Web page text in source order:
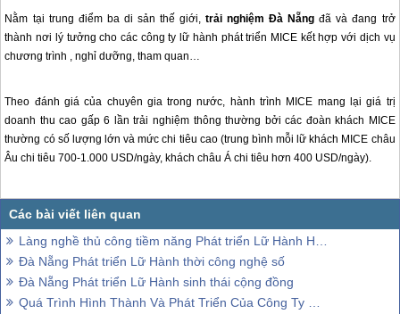
Nằm tại trung điểm ba di sản thế giới,trải nghiệmĐà Nẵng đã và đang trở
thành nơi lý tưởng cho các công ty lữ hành phát triển MICE kết hợp với dịch vụ
chương trình , nghỉ dưỡng, tham quan…
Theo đánh giá của chuyên gia trong nước, hành trình MICE mang lại giá trị
doanh thu cao gấp 6 lần trải nghiệm thông thường bởi các đoàn khách MICE
thường có số lượng lớn và mức chi tiêu cao (trung bình mỗi lữ khách MICE châu
Âu chi tiêu 700-1.000 USD/ngày, khách châu Á chi tiêu hơn 400 USD/ngày).
Làng nghề thủ công tiềm năng Phát triển Lữ Hành Huế
Đà Nẵng Phát triển Lữ Hành thời công nghệ số
Đà Nẵng Phát triển Lữ Hành sinh thái cộng đồng
Quá Trình Hình Thành Và Phát Triển Của Công Ty VietSense